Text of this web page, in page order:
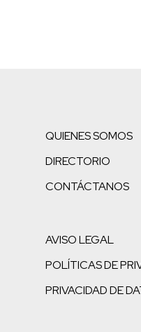
QUIENES SOMOS
DIRECTORIO
CONTÁCTANOS
AVISO LEGAL
POLÍTICAS DE
PRIVACIDAD DE